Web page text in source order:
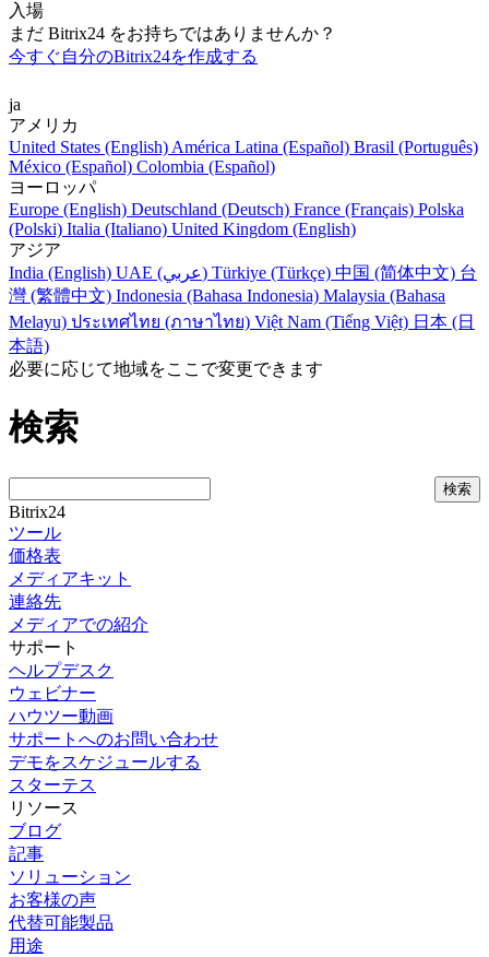
入場
まだ Bitrix24 をお持ちではありませんか？
今すぐ自分のBitrix24を作成する
ja
アメリカ
United States (English) América Latina (Español) Brasil (Português)
México (Español) Colombia (Español)
ヨーロッパ
Europe (English) Deutschland (Deutsch) France (Français) Polska
(Polski) Italia (Italiano) United Kingdom (English)
アジア
India (English)
UAE (عربي) Türkiye (Türkçe) 中国 (简体中文) 台
灣 (繁體中文) Indonesia (Bahasa Indonesia) Malaysia (Bahasa
Melayu) ประเทศไทย (ภาษาไทย) Việt Nam (Tiếng Việt) 日本 (日
本語)
必要に応じて地域をここで変更できます
検索
Bitrix24
ツール
価格表
メディアキット
連絡先
メディアでの紹介
サポート
ヘルプデスク
ウェビナー
ハウツー動画
サポートへのお問い合わせ
デモをスケジュールする
スターテス
リソース
ブログ
記事
ソリューション
お客様の声
代替可能製品
用途